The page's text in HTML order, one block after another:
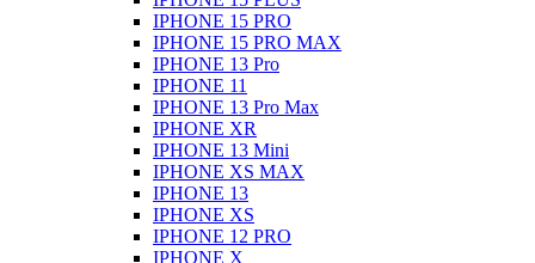
IPHONE 15 PRO
IPHONE 15 PRO MAX
IPHONE 13 Pro
IPHONE 11
IPHONE 13 Pro Max
IPHONE XR
IPHONE 13 Mini
IPHONE XS MAX
IPHONE 13
IPHONE XS
IPHONE 12 PRO
IPHONE X